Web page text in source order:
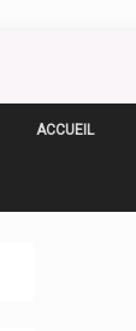
ACCUEIL